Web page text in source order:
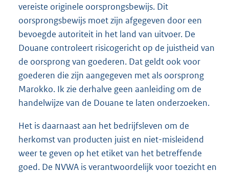
vereiste originele oorsprongsbewijs. Dit
oorsprongsbewijs moet zijn afgegeven door een
bevoegde autoriteit in het land van uitvoer. De
Douane controleert risicogericht op de juistheid van
de oorsprong van goederen. Dat geldt ook voor
goederen die zijn aangegeven met als oorsprong
Marokko. Ik zie derhalve geen aanleiding om de
handelwijze van de Douane te laten onderzoeken.
Het is daarnaast aan het bedrijfsleven om de
herkomst van producten juist en niet-misleidend
weer te geven op het etiket van het betreffende
goed. De NVWA is verantwoordelijk voor toezicht en